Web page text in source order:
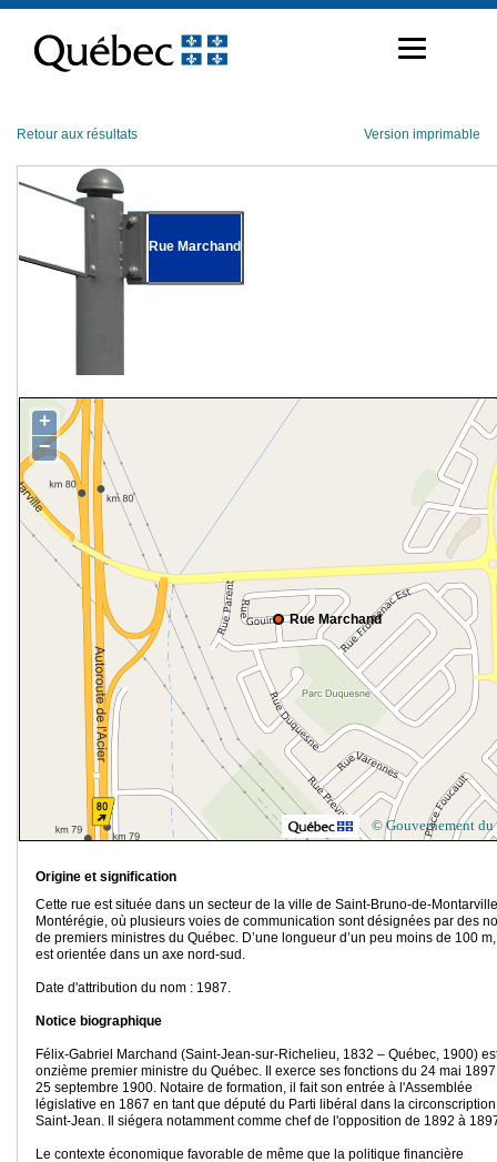
contenu
Retour aux résultats Version imprimable
Rue Marchand
Rue Marchand
+
−
© Gouvernement du
Origine et signification
Cette rue est située dans un secteur de la ville de Saint-Bruno-de-
Montérégie, où plusieurs voies de communication sont désignées par des
de premiers ministres du Québec. D’une longueur d’un peu moins de 100
est orientée dans un axe nord-sud.
Date d'attribution du nom : 1987.
Notice biographique
Félix-Gabriel Marchand (Saint-Jean-sur-Richelieu, 1832 – Québec, 1900)
onzième premier ministre du Québec. Il exerce ses fonctions du 24 mai
25 septembre 1900. Notaire de formation, il fait son entrée à l'Assemblée
législative en 1867 en tant que député du Parti libéral dans la
Saint-Jean. Il siégera notamment comme chef de l'opposition de 1892 à
Le contexte économique favorable de même que la politique financière